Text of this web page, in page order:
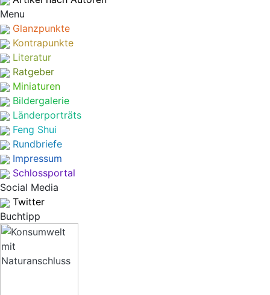
Menu
Glanzpunkte
Kontrapunkte
Literatur
Ratgeber
Miniaturen
Bildergalerie
Länderporträts
Feng Shui
Rundbriefe
Impressum
Schlossportal
Social Media
Twitter
Buchtipp